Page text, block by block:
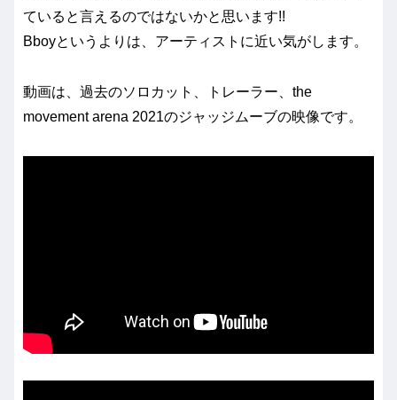
ていると言えるのではないかと思います!!
Bboyというよりは、アーティストに近い気がします。
動画は、過去のソロカット、トレーラー、the
movement arena 2021のジャッジムーブの映像です。